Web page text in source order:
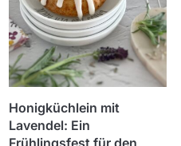
Honigküchlein mit
Lavendel: Ein